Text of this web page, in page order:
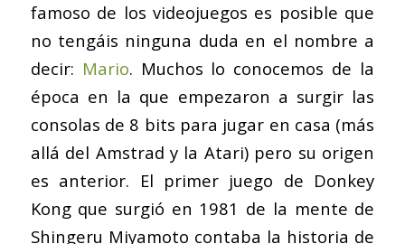
famoso de los videojuegos es posible que
no tengáis ninguna duda en el nombre a
decir: Mario. Muchos lo conocemos de la
época en la que empezaron a surgir las
consolas de 8 bits para jugar en casa (más
allá del Amstrad y la Atari) pero su origen
es anterior. El primer juego de Donkey
Kong que surgió en 1981 de la mente de
Shingeru Miyamoto contaba la historia de